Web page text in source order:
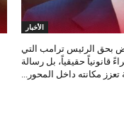
الأخبار
بحق الرئيس ترامب التي
قانونياً حقيقياً، بل رسالة
مكانته داخل المحور...